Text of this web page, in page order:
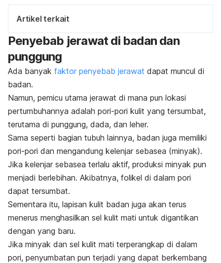
Artikel terkait
Penyebab jerawat di badan dan
punggung
Ada banyak faktor penyebab jerawat dapat muncul di
badan.
Namun, pemicu utama jerawat di mana pun lokasi
pertumbuhannya adalah pori-pori kulit yang tersumbat,
terutama di punggung, dada, dan leher.
Sama seperti bagian tubuh lainnya, badan juga memiliki
pori-pori dan mengandung kelenjar sebasea (minyak).
Jika kelenjar sebasea terlalu aktif, produksi minyak pun
menjadi berlebihan. Akibatnya, folikel di dalam pori
dapat tersumbat.
Sementara itu, lapisan kulit badan juga akan terus
menerus menghasilkan sel kulit mati untuk digantikan
dengan yang baru.
Jika minyak dan sel kulit mati terperangkap di dalam
pori, penyumbatan pun terjadi yang dapat berkembang